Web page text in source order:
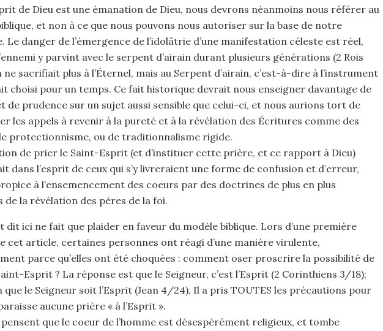
de Dieu est une émanation de Dieu, nous devrons néanmoins nous référer au
et non à ce que nous pouvons nous autoriser sur la base de notre
Le danger de l’émergence de l’idolâtrie d’une manifestation céleste est réel,
y parvint avec le serpent d’airain durant plusieurs générations (2 Rois
ne sacrifiait plus à l’Éternel, mais au Serpent d’airain, c’est-à-dire à l’instrument
choisi pour un temps. Ce fait historique devrait nous enseigner davantage de
de prudence sur un sujet aussi sensible que celui-ci, et nous aurions tort de
les appels à revenir à la pureté et à la révélation des Écritures comme des
protectionnisme, ou de traditionnalisme rigide.
de prier le Saint-Esprit (et d’instituer cette prière, et ce rapport à Dieu)
dans l’esprit de ceux qui s’y livreraient une forme de confusion et d’erreur,
à l’ensemencement des coeurs par des doctrines de plus en plus
de la révélation des pères de la foi.
dit ici ne fait que plaider en faveur du modèle biblique. Lors d’une première
cet article, certaines personnes ont réagi d’une manière virulente,
parce qu’elles ont été choquées : comment oser proscrire la possibilité de
Esprit ? La réponse est que le Seigneur, c’est l’Esprit (2 Corinthiens 3/18);
que le Seigneur soit l’Esprit (Jean 4/24), Il a pris TOUTES les précautions pour
aucune prière « à l’Esprit ».
que le coeur de l’homme est désespérément religieux, et tombe